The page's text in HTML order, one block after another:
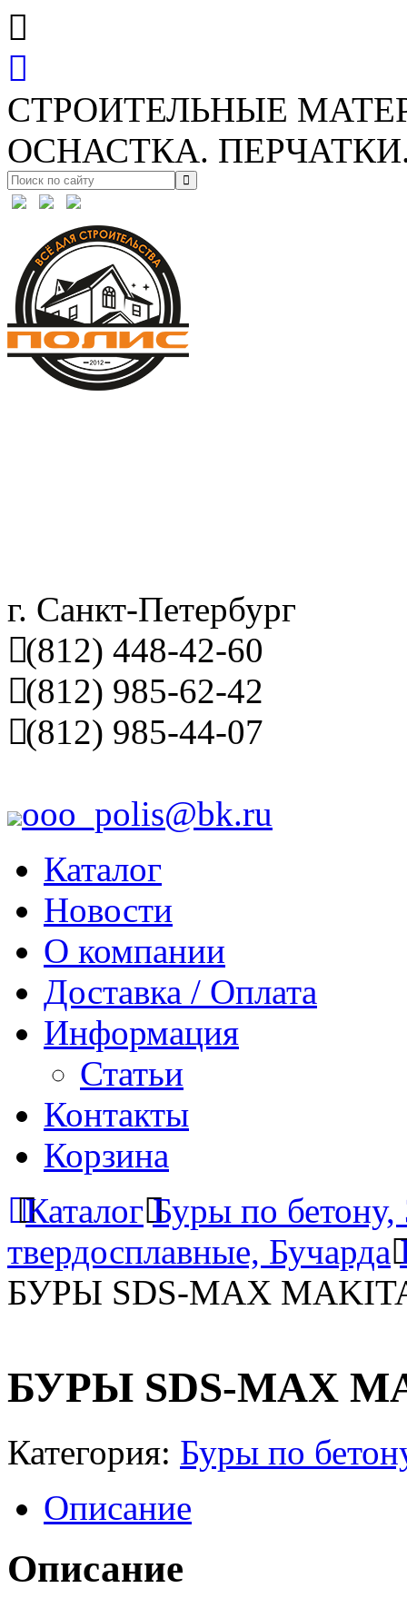
СТРОИТЕЛЬНЫЕ
ОСНАСТКА.
г. Санкт-Петербург
(812) 448-42-60
(812) 985-62-42
(812) 985-44-07
ooo_polis@bk.ru
Каталог
Новости
О компании
Доставка / Оплата
Информация
Статьи
Контакты
Корзина
Каталог Буры по
твердосплавные, Бучарда
БУРЫ SDS-MAX
БУРЫ SDS-MAX
Категория: Буры по
Описание
Описание